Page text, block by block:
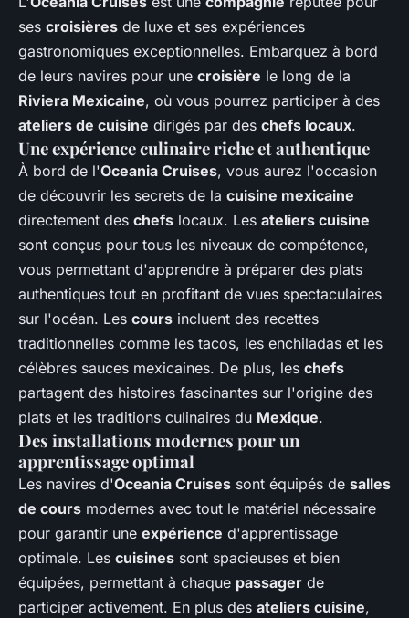
ses croisières de luxe et ses expériences
gastronomiques exceptionnelles. Embarquez à bord
de leurs navires pour une croisière le long de la
Riviera Mexicaine, où vous pourrez participer à des
ateliers de cuisine dirigés par des chefs locaux.
Une expérience culinaire riche et authentique
À bord de l'Oceania Cruises, vous aurez l'occasion
de découvrir les secrets de la cuisine mexicaine
directement des chefs locaux. Les ateliers cuisine
sont conçus pour tous les niveaux de compétence,
vous permettant d'apprendre à préparer des plats
authentiques tout en profitant de vues spectaculaires
sur l'océan. Les cours incluent des recettes
traditionnelles comme les tacos, les enchiladas et les
célèbres sauces mexicaines. De plus, les chefs
partagent des histoires fascinantes sur l'origine des
plats et les traditions culinaires du Mexique.
Des installations modernes pour un
apprentissage optimal
Les navires d'Oceania Cruises sont équipés de salles
de cours modernes avec tout le matériel nécessaire
pour garantir une expérience d'apprentissage
optimale. Les cuisines sont spacieuses et bien
équipées, permettant à chaque passager de
participer activement. En plus des ateliers cuisine,